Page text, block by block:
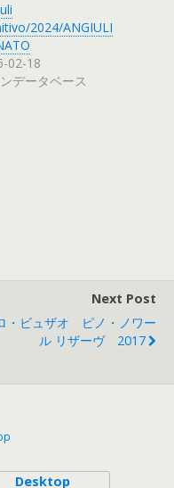
2024/ANGIULI
02-18
データベース
Next Post
・ビュザオ ピノ・ノワー
ル リザーヴ 2017
Desktop